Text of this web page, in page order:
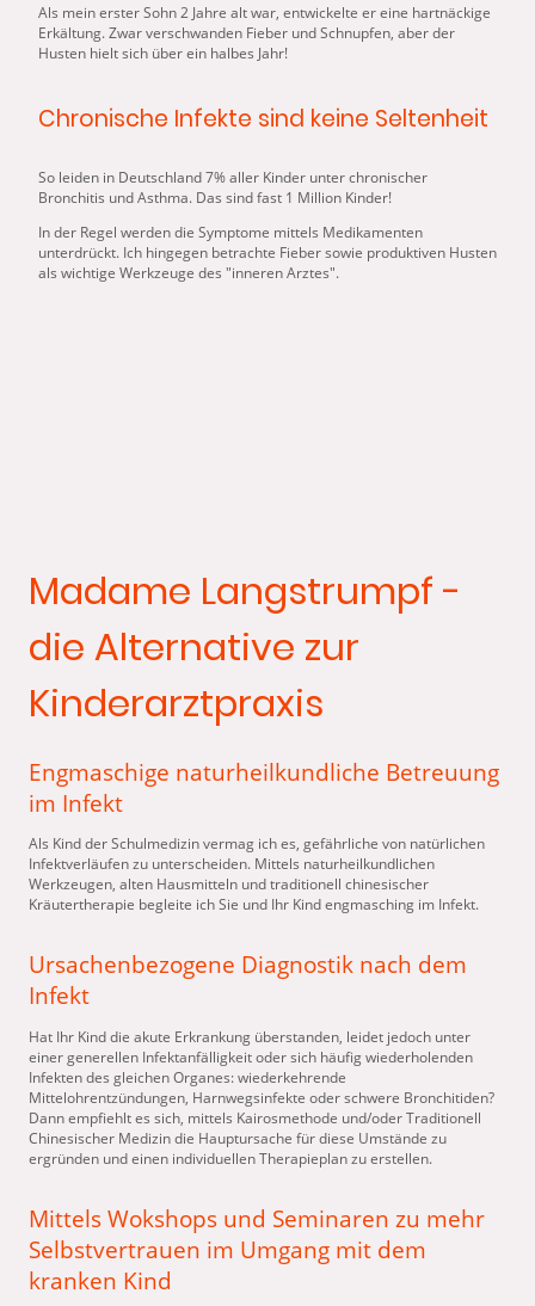
Als mein erster Sohn 2 Jahre alt war, entwickelte er eine hartnäckige
Erkältung. Zwar verschwanden Fieber und Schnupfen, aber der
Husten hielt sich über ein halbes Jahr!
Chronische Infekte sind keine Seltenheit
So leiden in Deutschland 7% aller Kinder unter chronischer
Bronchitis und Asthma. Das sind fast 1 Million Kinder!
In der Regel werden die Symptome mittels Medikamenten
unterdrückt. Ich hingegen betrachte Fieber sowie produktiven Husten
als wichtige Werkzeuge des "inneren Arztes".
Madame Langstrumpf -
die Alternative zur
Kinderarztpraxis
Engmaschige naturheilkundliche Betreuung
im Infekt
Als Kind der Schulmedizin vermag ich es, gefährliche von natürlichen
Infektverläufen zu unterscheiden. Mittels naturheilkundlichen
Werkzeugen, alten Hausmitteln und traditionell chinesischer
Kräutertherapie begleite ich Sie und Ihr Kind engmasching im Infekt.
Ursachenbezogene Diagnostik nach dem
Infekt
Hat Ihr Kind die akute Erkrankung überstanden, leidet jedoch unter
einer generellen Infektanfälligkeit oder sich häufig wiederholenden
Infekten des gleichen Organes: wiederkehrende
Mittelohrentzündungen, Harnwegsinfekte oder schwere Bronchitiden?
Dann empfiehlt es sich, mittels Kairosmethode und/oder Traditionell
Chinesischer Medizin die Hauptursache für diese Umstände zu
ergründen und einen individuellen Therapieplan zu erstellen.
Mittels Wokshops und Seminaren zu mehr
Selbstvertrauen im Umgang mit dem
kranken Kind